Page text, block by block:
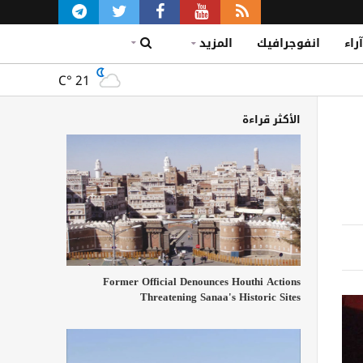
آراء انفوجرافيك المزيد
C° 21
الأكثر قراءة
Former Official Denounces Houthi Actions
Threatening Sanaa's Historic Sites